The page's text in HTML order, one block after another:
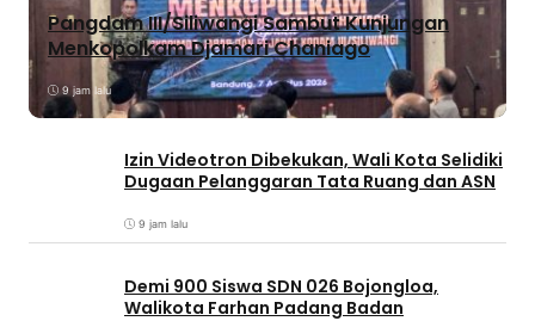
Pangdam III/Siliwangi Sambut Kunjungan
Menkopolkam Djamari Chaniago
9 jam lalu
Izin Videotron Dibekukan, Wali Kota Selidiki
Dugaan Pelanggaran Tata Ruang dan ASN
9 jam lalu
Demi 900 Siswa SDN 026 Bojongloa,
Walikota Farhan Padang Badan